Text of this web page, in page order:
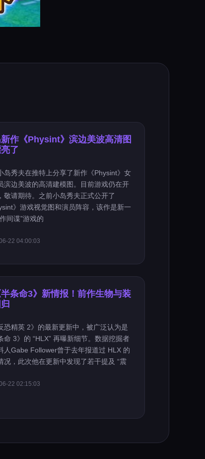
作《Physint》滨边美波高清图
了
岛秀夫在推特上分享了新作《Physint》女
滨边美波的高清建模图。目前游戏仍在开
敬请期待。之前小岛秀夫正式公开了
》游戏视觉图和演员阵容，该作是新一
间谍”游戏的
22 04:00:03
条命3》新情报！前作生物与装
恐精英 2》的最新更新中，被广泛认为是
命 3》的 “HLX” 再曝新细节。数据挖掘者
人Gabe Follower曾于去年报道过 HLX 的
况，此次他在更新中发现了若干提及 “震
22 02:15:03